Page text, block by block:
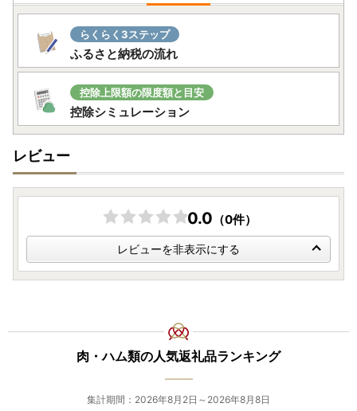
■ワンストップ特例申請書提出先
〒811-2292
福岡県糟屋郡志免町志免中央1丁目1番1号
TEL：092-935-1854
■オンラインワンストップ申請について
志免町へのワンストップ申請は、オンライン申請も可能で
複数自治体の寄附もまとめて申請ができ、変更届もオンライ
ン上で完結します。ぜひご活用ください。
●自治体マイページ
https://mypg.jp/
・年末にお申込みの方は、状況によって1月1日以降の発送と
・ワンストップ特例申請書の提出期日までに間に合わなかっ
た場合、別途確定申告が必要になりますのでご注意くださ
らくらく3ステップ
ふるさと納税の流れ
控除上限額の限度額と目安
控除シミュレーション
レビュー
0.0 （0件）
レビューを非表示にする
肉・ハム類の人気返礼品ランキング
集計期間：2026年8月2日～2026年8月8日